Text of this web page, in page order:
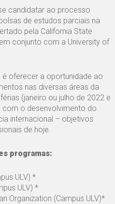
candidatar ao processo
de estudos parciais na
pela California State
conjunto com a University of
oferecer a oportunidade ao
nas diversas áreas da
(janeiro ou julho de 2022 e
com o desenvolvimento do
internacional – objetivos
de hoje.
programas:
ULV) *
ULV) *
Organization (Campus ULV)*